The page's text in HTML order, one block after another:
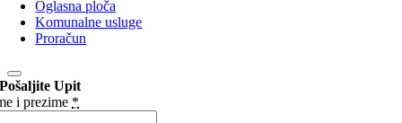
Oglasna ploča
Komunalne usluge
Proračun
Pošaljite Upit
i prezime *